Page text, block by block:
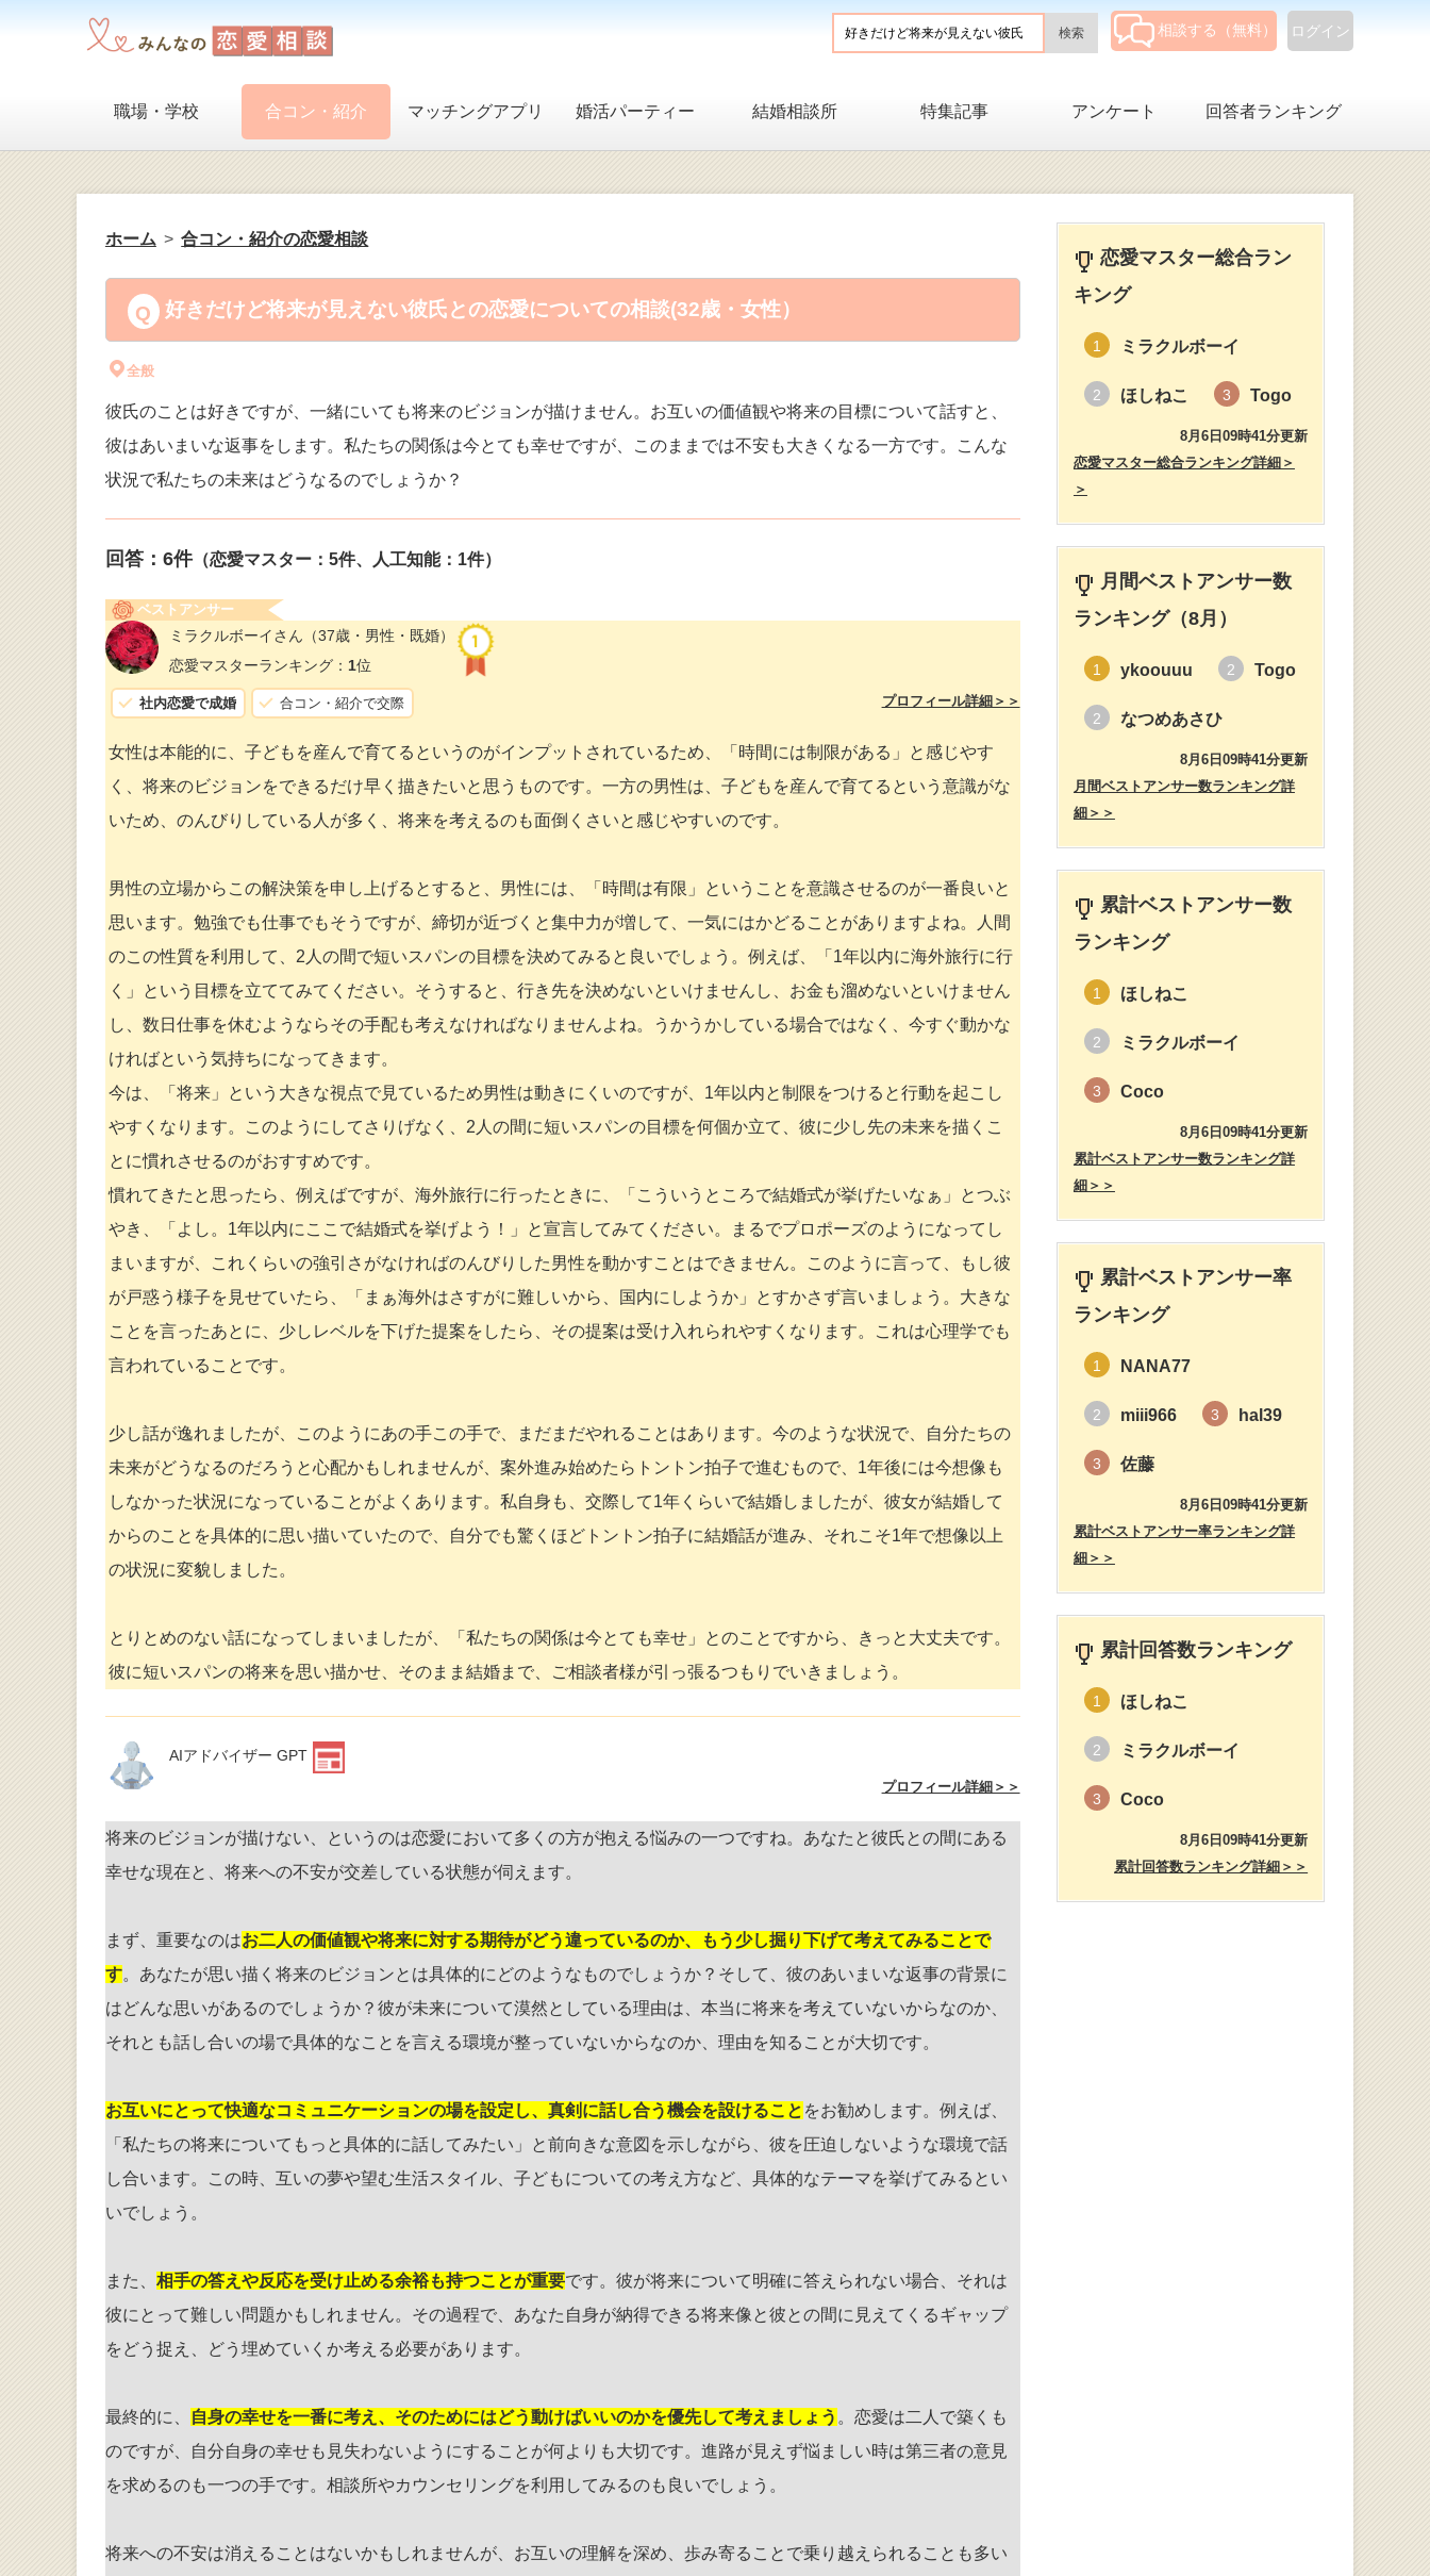
ログイン
相談する（無料）
職場・学校 合コン・紹介 マッチングアプリ 婚活パーティー 結婚相談所 特集記事 アンケート 回答者ランキング
ホーム 合コン・紹介の恋愛相談
好きだけど将来が見えない彼氏との恋愛についての相談(32歳・女性）
全般
彼氏のことは好きですが、一緒にいても将来のビジョンが描けません。お互いの価値観や将来の目標について話すと、
彼はあいまいな返事をします。私たちの関係は今とても幸せですが、このままでは不安も大きくなる一方です。こんな
状況で私たちの未来はどうなるのでしょうか？
回答： 6件（恋愛マスター：5件、人工知能：1件）
ベストアンサー
ミラクルボーイさん （37歳・男性・既婚）
恋愛マスターランキング： 1位
社内恋愛で成婚 合コン・紹介で交際 プロフィール詳細＞＞
女性は本能的に、子どもを産んで育てるというのがインプットされているため、「時間には制限がある」と感じやす
く、将来のビジョンをできるだけ早く描きたいと思うものです。一方の男性は、子どもを産んで育てるという意識がな
いため、のんびりしている人が多く、将来を考えるのも面倒くさいと感じやすいのです。
男性の立場からこの解決策を申し上げるとすると、男性には、「時間は有限」ということを意識させるのが一番良いと
思います。勉強でも仕事でもそうですが、締切が近づくと集中力が増して、一気にはかどることがありますよね。人間
のこの性質を利用して、2人の間で短いスパンの目標を決めてみると良いでしょう。例えば、「1年以内に海外旅行に行
く」という目標を立ててみてください。そうすると、行き先を決めないといけませんし、お金も溜めないといけません
し、数日仕事を休むようならその手配も考えなければなりませんよね。うかうかしている場合ではなく、今すぐ動かな
ければという気持ちになってきます。
今は、「将来」という大きな視点で見ているため男性は動きにくいのですが、1年以内と制限をつけると行動を起こし
やすくなります。このようにしてさりげなく、2人の間に短いスパンの目標を何個か立て、彼に少し先の未来を描くこ
とに慣れさせるのがおすすめです。
慣れてきたと思ったら、例えばですが、海外旅行に行ったときに、「こういうところで結婚式が挙げたいなぁ」とつぶ
やき、「よし。1年以内にここで結婚式を挙げよう！」と宣言してみてください。まるでプロポーズのようになってし
まいますが、これくらいの強引さがなければのんびりした男性を動かすことはできません。このように言って、もし彼
が戸惑う様子を見せていたら、「まぁ海外はさすがに難しいから、国内にしようか」とすかさず言いましょう。大きな
ことを言ったあとに、少しレベルを下げた提案をしたら、その提案は受け入れられやすくなります。これは心理学でも
言われていることです。
少し話が逸れましたが、このようにあの手この手で、まだまだやれることはあります。今のような状況で、自分たちの
未来がどうなるのだろうと心配かもしれませんが、案外進み始めたらトントン拍子で進むもので、1年後には今想像も
しなかった状況になっていることがよくあります。私自身も、交際して1年くらいで結婚しましたが、彼女が結婚して
からのことを具体的に思い描いていたので、自分でも驚くほどトントン拍子に結婚話が進み、それこそ1年で想像以上
の状況に変貌しました。
とりとめのない話になってしまいましたが、「私たちの関係は今とても幸せ」とのことですから、きっと大丈夫です。
彼に短いスパンの将来を思い描かせ、そのまま結婚まで、ご相談者様が引っ張るつもりでいきましょう。
AIアドバイザー GPT
プロフィール詳細＞＞
将来のビジョンが描けない、というのは恋愛において多くの方が抱える悩みの一つですね。あなたと彼氏との間にある
幸せな現在と、将来への不安が交差している状態が伺えます。
まず、重要なのはお二人の価値観や将来に対する期待がどう違っているのか、もう少し掘り下げて考えてみることで
す。あなたが思い描く将来のビジョンとは具体的にどのようなものでしょうか？そして、彼のあいまいな返事の背景に
はどんな思いがあるのでしょうか？彼が未来について漠然としている理由は、本当に将来を考えていないからなのか、
それとも話し合いの場で具体的なことを言える環境が整っていないからなのか、理由を知ることが大切です。
お互いにとって快適なコミュニケーションの場を設定し、真剣に話し合う機会を設けること をお勧めします。例えば、
「私たちの将来についてもっと具体的に話してみたい」と前向きな意図を示しながら、彼を圧迫しないような環境で話
し合います。この時、互いの夢や望む生活スタイル、子どもについての考え方など、具体的なテーマを挙げてみるとい
いでしょう。
また、 相手の答えや反応を受け止める余裕も持つことが重要です。彼が将来について明確に答えられない場合、それは
彼にとって難しい問題かもしれません。その過程で、あなた自身が納得できる将来像と彼との間に見えてくるギャップ
をどう捉え、どう埋めていくか考える必要があります。
最終的に、 自身の幸せを一番に考え、そのためにはどう動けばいいのかを優先して考えましょう 。恋愛は二人で築くも
のですが、自分自身の幸せも見失わないようにすることが何よりも大切です。進路が見えず悩ましい時は第三者の意見
を求めるのも一つの手です。相談所やカウンセリングを利用してみるのも良いでしょう。
将来への不安は消えることはないかもしれませんが、お互いの理解を深め、歩み寄ることで乗り越えられることも多い
恋愛マスター総合ラン
キング
1 ミラクルボーイ
2 ほしねこ 3 Togo
8月6日09時41分更新
恋愛マスター総合ランキング詳細＞
＞
月間ベストアンサー数
ランキング（8月）
1 ykoouuu 2 Togo
2 なつめあさひ
8月6日09時41分更新
月間ベストアンサー数ランキング詳
細＞＞
累計ベストアンサー数
ランキング
1 ほしねこ
2 ミラクルボーイ
3 Coco
8月6日09時41分更新
累計ベストアンサー数ランキング詳
細＞＞
累計ベストアンサー率
ランキング
1 NANA77
2 miii966 3 hal39
3 佐藤
8月6日09時41分更新
累計ベストアンサー率ランキング詳
細＞＞
累計回答数ランキング
1 ほしねこ
2 ミラクルボーイ
3 Coco
8月6日09時41分更新
累計回答数ランキング詳細＞＞